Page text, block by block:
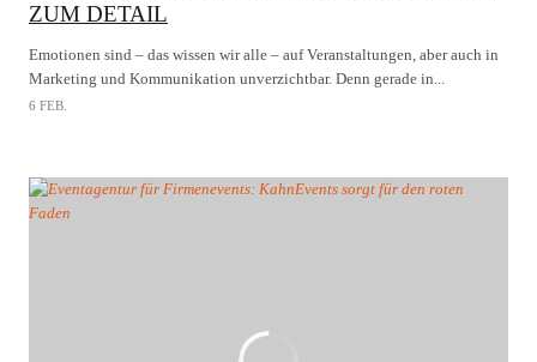
ZUM DETAIL
Emotionen sind – das wissen wir alle – auf Veranstaltungen, aber auch in
Marketing und Kommunikation unverzichtbar. Denn gerade in...
6 FEB.